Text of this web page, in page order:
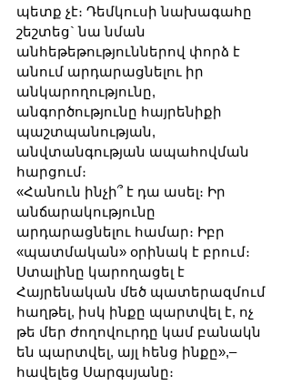
պետք չէ։ Դեմկուսի նախագահը
շեշտեց` նա նման
անհեթեթություններով փորձ է
անում արդարացնելու իր
անկարողությունը,
անգործությունը հայրենիքի
պաշտպանության,
անվտանգության ապահովման
հարցում։
«Հանուն ինչի՞ է դա ասել։ Իր
անճարակությունը
արդարացնելու համար։ Իբր
«պատմական» օրինակ է բրում։
Ստալինը կարողացել է
Հայրենական մեծ պատերազմում
հաղթել, իսկ ինքը պարտվել է, ոչ
թե մեր ժողովուրդը կամ բանակն
են պարտվել, այլ հենց ինքը»,–
հավելեց Սարգսյանը։